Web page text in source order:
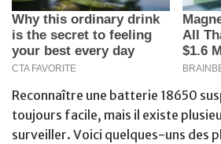
Reconnaître une batterie 18650
toujours facile, mais il existe
surveiller. Voici quelques-uns des